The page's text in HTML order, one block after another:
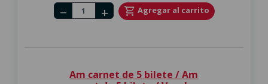
Number of tickets
remove add shopping_cart Agregar al carrito
Am carnet de 5 bilete / Am